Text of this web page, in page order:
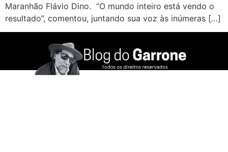
Maranhão Flávio Dino. “O mundo inteiro está vendo o
resultado”, comentou, juntando sua voz às inúmeras […]